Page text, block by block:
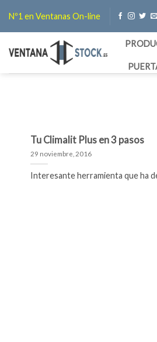
contenido
Nº1 en Ventanas On-line
Tu Climalit Plus en 3 pasos
29 noviembre, 2016
Interesante herramienta que ha